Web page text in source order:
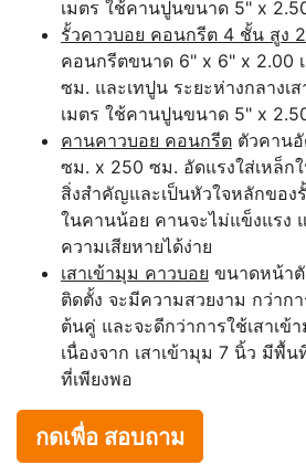
เมตร ใช้คานปูนขนาด 5" x
รั้วคาวบอย คอนกรีต 4 ชั้น สูง
คอนกรีตขนาด 6" x 6" x 2.00
ซม. และเทปูน ระยะห่างกลางเส
เมตร ใช้คานปูนขนาด 5" x
คานคาวบอย คอนกรีต ตัวคาน
ซม. x 250 ซม. อัดแรงใส่เหล็ก
สิ่งสำคัญและเป็นหัวใจหลักของ
ในคานน้อย คานจะไม่แข็งแรง
ความเสียหายได้ง่าย
เสาเข้ามุม คาวบอย ขนาดหน้าตั
ติดตั้ง จะมีความสวยงาม กว่าก
ต้นคู่ และจะดีกว่าการใช้เสาเข้
เนื่องจาก เสาเข้ามุม 7 นิ้ว มีพื้
ที่เพียงพอ
กดเพื่อ สอบถาม